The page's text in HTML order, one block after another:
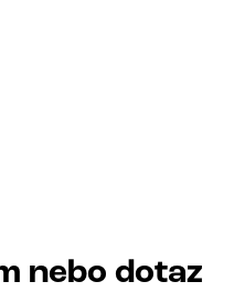
nebo dotaz